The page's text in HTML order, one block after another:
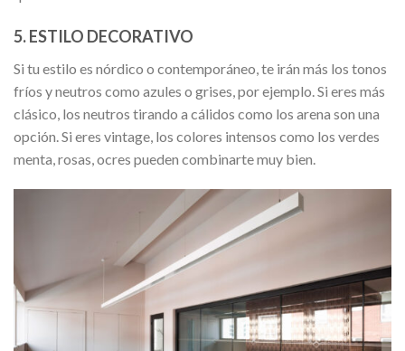
5. ESTILO DECORATIVO
Si tu estilo es nórdico o contemporáneo, te irán más los tonos
fríos y neutros como azules o grises, por ejemplo. Si eres más
clásico, los neutros tirando a cálidos como los arena son una
opción. Si eres vintage, los colores intensos como los verdes
menta, rosas, ocres pueden combinarte muy bien.